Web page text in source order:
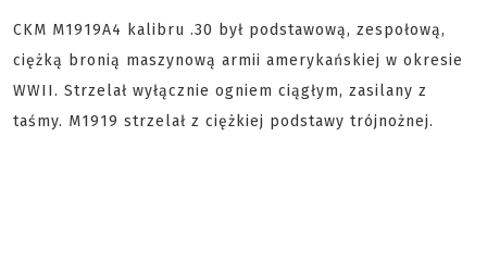
CKM M1919A4 kalibru .30 był podstawową, zespołową,
ciężką bronią maszynową armii amerykańskiej w okresie
WWII. Strzelał wyłącznie ogniem ciągłym, zasilany z
taśmy. M1919 strzelał z ciężkiej podstawy trójnożnej.